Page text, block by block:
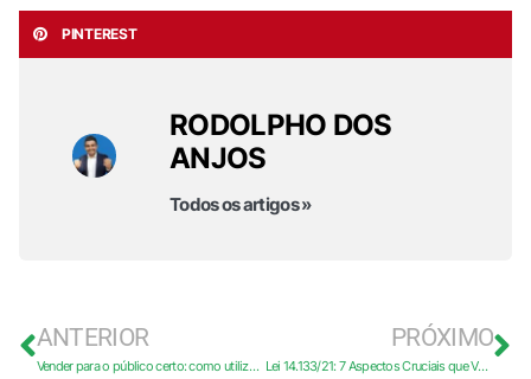
PINTEREST
RODOLPHO DOS
ANJOS
Todos os artigos »
ANTERIOR
Vender para o público certo: como utilizar o mercado de vendas para o governo a seu favor
PRÓXIMO
Lei 14.133/21: 7 Aspectos Cruciais que Você Precisa Saber